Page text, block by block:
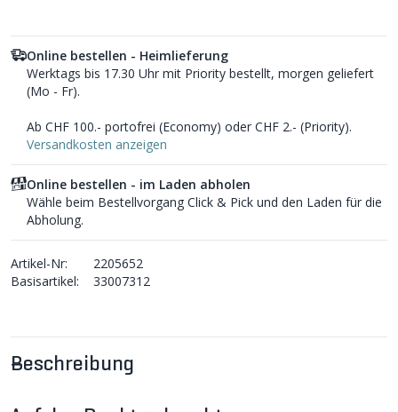
Beschreibung
Online bestellen - Heimlieferung
Werktags bis 17.30 Uhr mit Priority bestellt, morgen geliefert
(Mo - Fr).
Ab CHF 100.- portofrei (Economy) oder CHF 2.- (Priority).
Versandkosten anzeigen
Online bestellen - im Laden abholen
Wähle beim Bestellvorgang Click & Pick und den Laden für die
Abholung.
Artikel-Nr:
2205652
Basisartikel:
33007312